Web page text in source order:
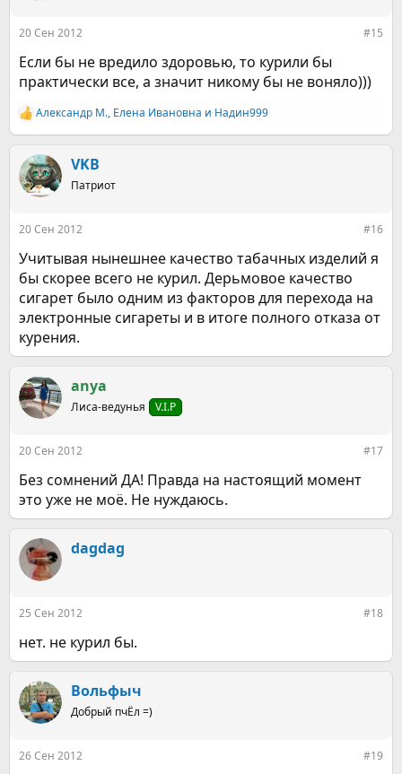
20 Сен 2012 #15
Если бы не вредило здоровью, то курили бы
практически все, а значит никому бы не воняло)))
Р
е
к
ц
и
Александр М., Елена Ивановна и Надин999
VKB
Патриот
20 Сен 2012 #16
Учитывая нынешнее качество табачных изделий я
бы скорее всего не курил. Дерьмовое качество
сигарет было одним из факторов для перехода на
электронные сигареты и в итоге полного отказа от
курения.
anya
Лиса-ведунья V.I.P
20 Сен 2012 #17
Без сомнений ДА! Правда на настоящий момент
это уже не моё. Не нуждаюсь.
dagdag
25 Сен 2012 #18
нет. не курил бы.
Вольфыч
Добрый пчЁл =)
26 Сен 2012 #19